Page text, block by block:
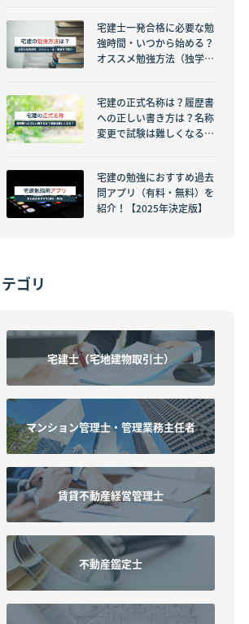
宅建士一発合格に必要な勉
強時間・いつから始める？
オススメ勉強方法（独学・
宅建の正式名称は？履歴書
への正しい書き方は？名称
変更で試験は難しくなるの
宅建の勉強におすすめ過去
問アプリ（有料・無料）を
紹介！【2025年決定版】
ゴリ
宅建士（宅地建物取引士）
マンション管理士・ 管理業務主任者
賃貸不動産経営管理士
不動産鑑定士